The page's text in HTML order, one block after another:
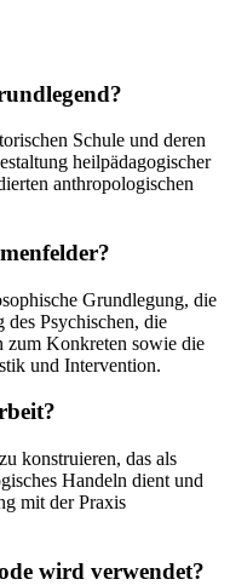
Schule und deren
heilpädagogischer
anthropologischen
Grundlegung, die
Psychischen, die
zum Konkreten sowie die
und Intervention.
konstruieren, das als
Handeln dient und
mit der Praxis
wird verwendet?